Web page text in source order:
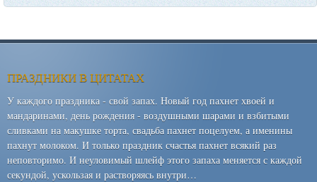
ПРАЗДНИКИ В ЦИТАТАХ
У каждого праздника - свой запах. Новый год пахнет хвоей и
мандаринами, день рождения - воздушными шарами и взбитыми
сливками на макушке торта, свадьба пахнет поцелуем, а именины
пахнут молоком. И только праздник счастья пахнет всякий раз
неповторимо. И неуловимый шлейф этого запаха меняется с каждой
секундой, ускользая и растворяясь внутри…